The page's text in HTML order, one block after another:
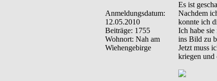
Anmeldungsdatum:
12.05.2010
Beiträge: 1755
Wohnort: Nah am
Wiehengebirge
Es ist
Nachdem
konnte ich
Ich habe sie
ins Bild zu
Jetzt muss
kriegen und